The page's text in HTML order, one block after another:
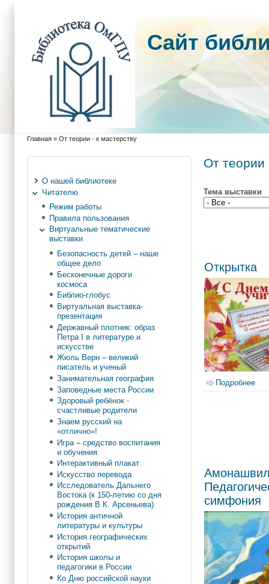
Cайт
Главная » От теории - к мастерству
От теории
Тема выставки
Открытка
Подробнее
симфония
О нашей библиотеке
Читателю
Режим работы
Правила пользования
Виртуальные тематические
выставки
Безопасность детей – наше
общее дело
Бесконечные дороги
космоса
Библио-глобус
Виртуальная выставка-
презентация
Державный плотник: образ
Петра I в литературе и
искусстве
Жюль Верн – великий
писатель и ученый
Занимательная география
Заповедные места России
Здоровый ребёнок -
счастливые родители
Знаем русский на
«отлично»!
Игра – средство воспитания
и обучения
Интерактивный плакат
Искусство перевода
Исследователь Дальнего
Востока (к 150-летию со дня
рождения В К. Арсеньева)
История античной
литературы и культуры
История географических
открытий
История школы и
педагогики в России
Ко Дню российской науки